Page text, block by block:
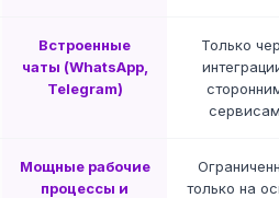
Встроенные
чаты (WhatsApp,
Telegram)
Только
Мощные рабочие
процессы и
только на